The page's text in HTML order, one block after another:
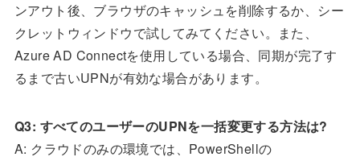
ンアウト後、ブラウザのキャッシュを削除するか、シー
クレットウィンドウで試してみてください。また、
Azure AD Connectを使用している場合、同期が完了す
るまで古いUPNが有効な場合があります。
Q3: すべてのユーザーのUPNを一括変更する方法は?
A: クラウドのみの環境では、PowerShellの